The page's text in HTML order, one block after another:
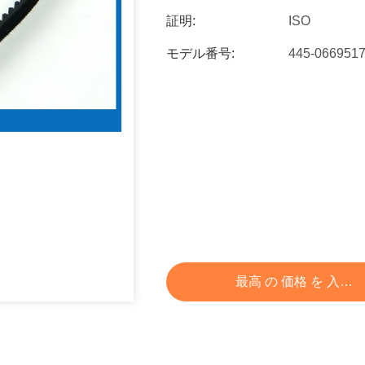
証明: ISO
モデル番号: 445-0669517
最高 の 価格 を 入手